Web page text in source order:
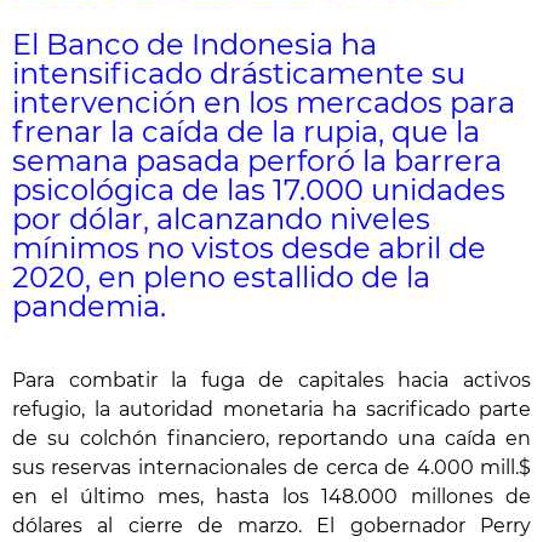
El Banco de Indonesia ha
intensificado drásticamente su
intervención en los mercados para
frenar la caída de la rupia, que la
semana pasada perforó la barrera
psicológica de las 17.000 unidades
por dólar, alcanzando niveles
mínimos no vistos desde abril de
2020, en pleno estallido de la
pandemia.
Para combatir la fuga de capitales hacia activos
refugio, la autoridad monetaria ha sacrificado parte
de su colchón financiero, reportando una caída en
sus reservas internacionales de cerca de 4.000 mill.$
en el último mes, hasta los 148.000 millones de
dólares al cierre de marzo. El gobernador Perry